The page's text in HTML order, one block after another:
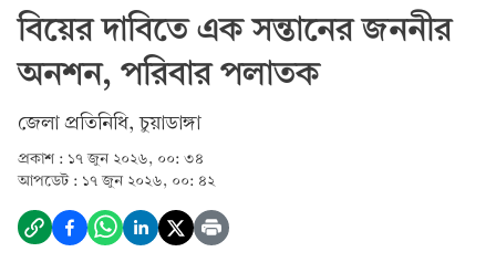
বিয়ের দাবিতে এক সন্তানের জননীর
অনশন, পরিবার পলাতক
জেলা প্রতিনিধি, চুয়াডাঙ্গা
প্রকাশ : ১৭ জুন ২০২৬, ০০: ৩৪
আপডেট : ১৭ জুন ২০২৬, ০০: ৪২